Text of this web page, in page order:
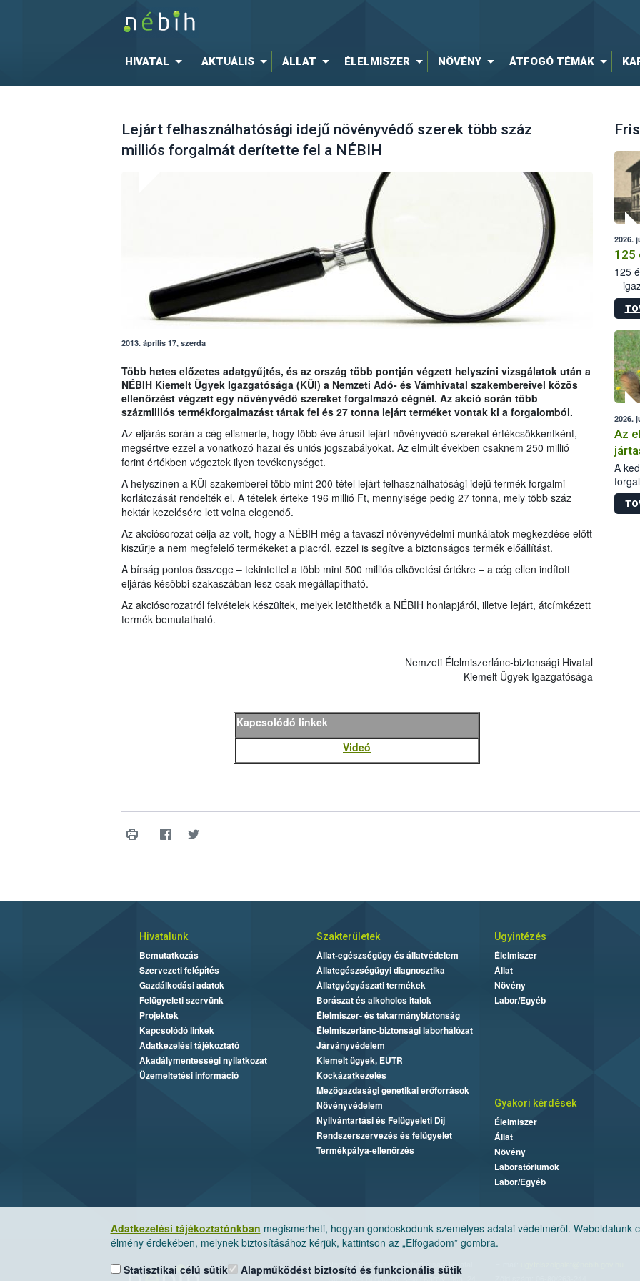
HIVATAL AKTUÁLIS ÁLLAT ÉLELMISZER NÖVÉNY ÁTFOGÓ TÉMÁK
Lejárt felhasználhatósági idejű növényvédő szerek több száz
milliós forgalmát derítette fel a NÉBIH
2013. április 17, szerda
Több hetes előzetes adatgyűjtés, és az ország több pontján végzett helyszíni vizsgálatok után a
NÉBIH Kiemelt Ügyek Igazgatósága (KÜI) a Nemzeti Adó- és Vámhivatal szakembereivel közös
ellenőrzést végzett egy növényvédő szereket forgalmazó cégnél. Az akció során több
százmilliós termékforgalmazást tártak fel és 27 tonna lejárt terméket vontak ki a forgalomból.
Az eljárás során a cég elismerte, hogy több éve árusít lejárt növényvédő szereket értékcsökkentként,
megsértve ezzel a vonatkozó hazai és uniós jogszabályokat. Az elmúlt években csaknem 250 millió
forint értékben végeztek ilyen tevékenységet.
A helyszínen a KÜI szakemberei több mint 200 tétel lejárt felhasználhatósági idejű termék forgalmi
korlátozását rendelték el. A tételek érteke 196 millió Ft, mennyisége pedig 27 tonna, mely több száz
hektár kezelésére lett volna elegendő.
Az akciósorozat célja az volt, hogy a NÉBIH még a tavaszi növényvédelmi munkálatok megkezdése előtt
kiszűrje a nem megfelelő termékeket a piacról, ezzel is segítve a biztonságos termék előállítást.
A bírság pontos összege – tekintettel a több mint 500 milliós elkövetési értékre – a cég ellen indított
eljárás későbbi szakaszában lesz csak megállapítható.
Az akciósorozatról felvételek készültek, melyek letölthetők a NÉBIH honlapjáról, illetve lejárt, átcímkézett
termék bemutatható.
Nemzeti Élelmiszerlánc-biztonsági Hivatal
Kiemelt Ügyek Igazgatósága
Kapcsolódó linkek
Videó
2026.
125
125
–
15.
2026.
Az
A
Adatkezelési tájékoztatónkban megismerheti, hogyan gondoskodunk személyes adatai védelméről. Weboldalunk
élmény érdekében, melynek biztosításához kérjük, kattintson az „Elfogadom” gombra.
Statisztikai célú sütik
Alapműködést biztosító és funkcionális sütik
Hivatalunk
Bemutatkozás
Szervezeti felépítés
Gazdálkodási adatok
Felügyeleti szervünk
Projektek
Kapcsolódó linkek
Adatkezelési tájékoztató
Akadálymentességi nyilatkozat
Üzemeltetési információ
Szakterületek
Állat-egészségügy és állatvédelem
Állategészségügyi diagnosztika
Állatgyógyászati termékek
Borászat és alkoholos italok
Élelmiszer- és takarmánybiztonság
Élelmiszerlánc-biztonsági laborhálózat
Járványvédelem
Kiemelt ügyek, EUTR
Kockázatkezelés
Mezőgazdasági genetikai erőforrások
Növényvédelem
Nyilvántartási és Felügyeleti Díj
Rendszerszervezés és felügyelet
Termékpálya-ellenőrzés
Ügyintézés
Élelmiszer
Állat
Növény
Labor/Egyéb
Gyakori kérdések
Élelmiszer
Állat
Növény
Laboratóriumok
Labor/Egyéb
Nemzeti Élelmiszerlánc-biztonsági Hivatal